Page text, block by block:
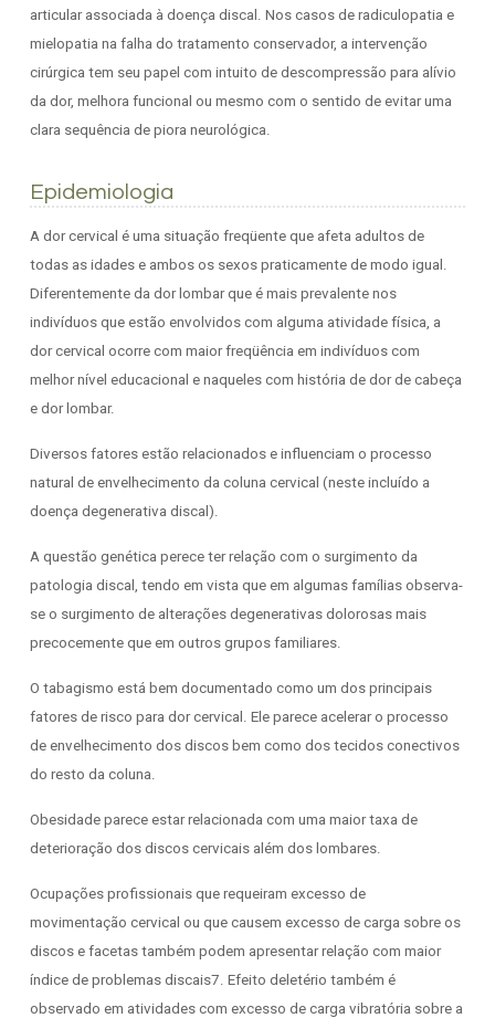
articular associada à doença discal. Nos casos de radiculopatia e
mielopatia na falha do tratamento conservador, a intervenção
cirúrgica tem seu papel com intuito de descompressão para alívio
da dor, melhora funcional ou mesmo com o sentido de evitar uma
clara sequência de piora neurológica.
Epidemiologia
A dor cervical é uma situação freqüente que afeta adultos de
todas as idades e ambos os sexos praticamente de modo igual.
Diferentemente da dor lombar que é mais prevalente nos
indivíduos que estão envolvidos com alguma atividade física, a
dor cervical ocorre com maior freqüência em indivíduos com
melhor nível educacional e naqueles com história de dor de cabeça
e dor lombar.
Diversos fatores estão relacionados e influenciam o processo
natural de envelhecimento da coluna cervical (neste incluído a
doença degenerativa discal).
A questão genética perece ter relação com o surgimento da
patologia discal, tendo em vista que em algumas famílias observa-
se o surgimento de alterações degenerativas dolorosas mais
precocemente que em outros grupos familiares.
O tabagismo está bem documentado como um dos principais
fatores de risco para dor cervical. Ele parece acelerar o processo
de envelhecimento dos discos bem como dos tecidos conectivos
do resto da coluna.
Obesidade parece estar relacionada com uma maior taxa de
deterioração dos discos cervicais além dos lombares.
Ocupações profissionais que requeiram excesso de
movimentação cervical ou que causem excesso de carga sobre os
discos e facetas também podem apresentar relação com maior
índice de problemas discais7. Efeito deletério também é
observado em atividades com excesso de carga vibratória sobre a